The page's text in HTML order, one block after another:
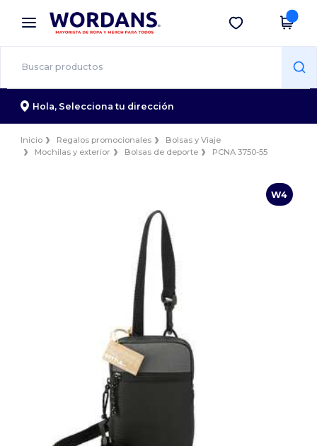
× App de Wordans
¡Mejores precios en app!
Descargar app
Hola, Selecciona tu dirección
Inicio Regalos promocionales
Bolsas y Viaje
Mochilas y exterior
Bolsas de deporte PCNA 3750-55
W4